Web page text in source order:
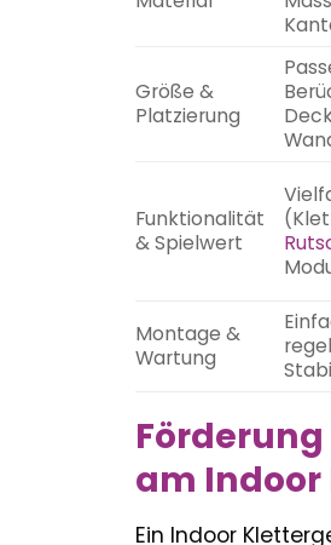
Größe &
Platzierung
Funktionalität
& Spielwert
Montage &
Wartung
am
Ein Indoor